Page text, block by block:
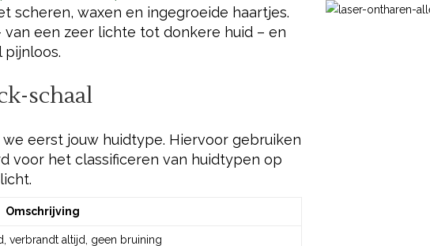
scheren, waxen en ingegroeide haartjes.
een zeer lichte tot donkere huid – en
schaal
eerst jouw huidtype. Hiervoor gebruiken
voor het classificeren van huidtypen op
Omschrijving
verbrandt altijd, geen bruining